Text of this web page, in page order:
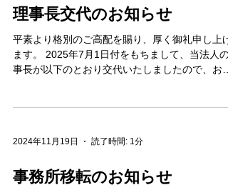
理事長交代のお知らせ
平素より格別のご高配を賜り、厚く御礼申し上げ
ます。 2025年7月1日付をもちまして、当法人の
事長が以下のとおり交代いたしましたので、お知
2024年11月19日 読了時間: 1分
事務所移転のお知らせ